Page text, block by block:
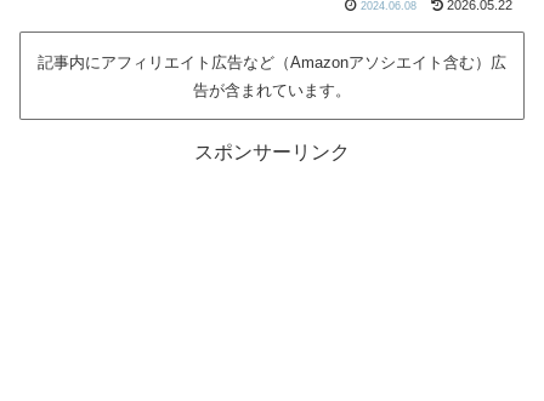
2024.06.08 2026.05.22
記事内にアフィリエイト広告など（Amazonアソシエイト含む）広
告が含まれています。
スポンサーリンク